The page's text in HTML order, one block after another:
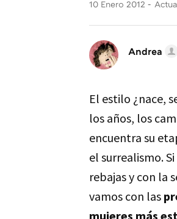
10 Enero 2012
Andrea
El estilo ¿nace,
los años, los
encuentra su
el surrealismo.
rebajas y con la
vamos con las
mujeres más